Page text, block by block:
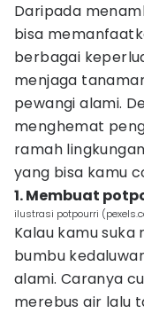
Daripada
bisa
berbagai
menjaga
pewangi alami.
menghemat
ramah
yang bisa kamu
1. Membuat
ilustrasi potpourri
Kalau kamu
bumbu
alami. Caranya
merebus air lalu